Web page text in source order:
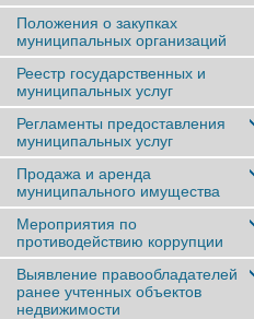
Положения о закупках
муниципальных организаций
Реестр государственных и
муниципальных услуг
Регламенты предоставления
муниципальных услуг
Продажа и аренда
муниципального имущества
Мероприятия по
противодействию коррупции
Выявление правообладателей
ранее учтенныx объектов
недвижимости